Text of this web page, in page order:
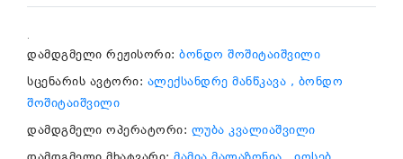
.
დამდგმელი რეჟისორი: ბონდო შოშიტაიშვილი
სცენარის ავტორი: ალექსანდრე მანწკავა , ბონდო
შოშიტაიშვილი
დამდგმელი ოპერატორი: ლუბა კვალიაშვილი